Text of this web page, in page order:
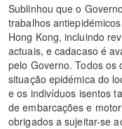
Sublinhou que o
trabalhos
Hong Kong, incluindo
actuais, e cadacaso é
pelo Governo. Todos os
situação epidémica do
e os indivíduos isentos
de embarcações e
obrigados a sujeitar-se